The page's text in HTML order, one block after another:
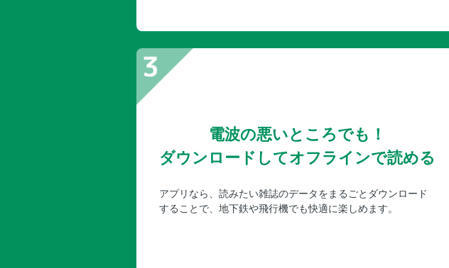
電波の悪いところでも！
ダウンロードしてオフラインで読める
アプリなら、読みたい雑誌のデータをまるごとダウンロード
することで、地下鉄や飛行機でも快適に楽しめます。